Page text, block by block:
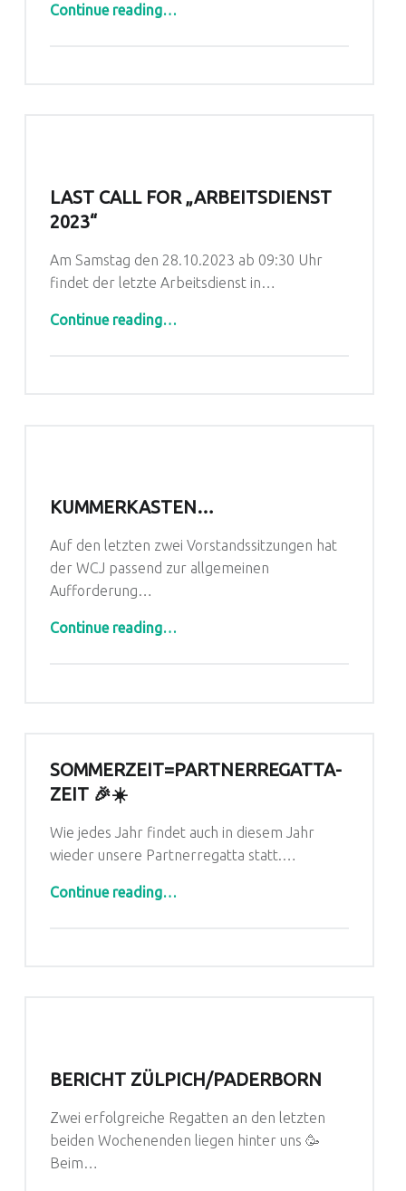
Continue reading…
LAST CALL FOR „ARBEITSDIENST
2023“
Am Samstag den 28.10.2023 ab 09:30 Uhr
findet der letzte Arbeitsdienst in…
Continue reading…
KUMMERKASTEN…
Auf den letzten zwei Vorstandssitzungen hat
der WCJ passend zur allgemeinen
Aufforderung…
Continue reading…
SOMMERZEIT=PARTNERREGATTA-
ZEIT 🎉☀️
Wie jedes Jahr findet auch in diesem Jahr
wieder unsere Partnerregatta statt.…
Continue reading…
BERICHT ZÜLPICH/PADERBORN
Zwei erfolgreiche Regatten an den letzten
beiden Wochenenden liegen hinter uns 🥳
Beim…